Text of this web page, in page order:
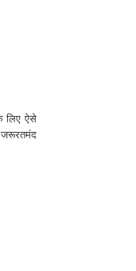
लिए ऐसे
जरूरतमंद